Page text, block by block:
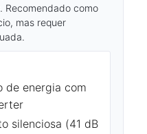
Recomendado como
mas requer
de energia com
silenciosa (41 dB